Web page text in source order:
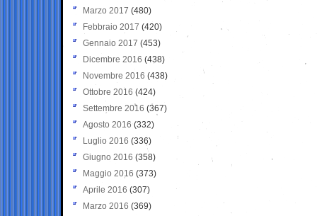
Marzo 2017 (480)
Febbraio 2017 (420)
Gennaio 2017 (453)
Dicembre 2016 (438)
Novembre 2016 (438)
Ottobre 2016 (424)
Settembre 2016 (367)
Agosto 2016 (332)
Luglio 2016 (336)
Giugno 2016 (358)
Maggio 2016 (373)
Aprile 2016 (307)
Marzo 2016 (369)